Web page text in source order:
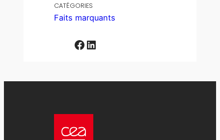
CATÉGORIES
Faits marquants
Facebook LinkedIn